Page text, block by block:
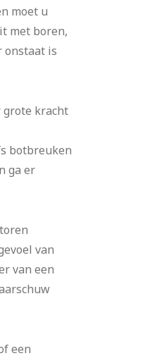
moet u
met boren,
onstaat is
grote kracht
botbreuken
ga er
van
van een
een